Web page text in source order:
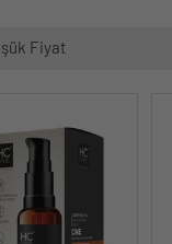
Fiyat